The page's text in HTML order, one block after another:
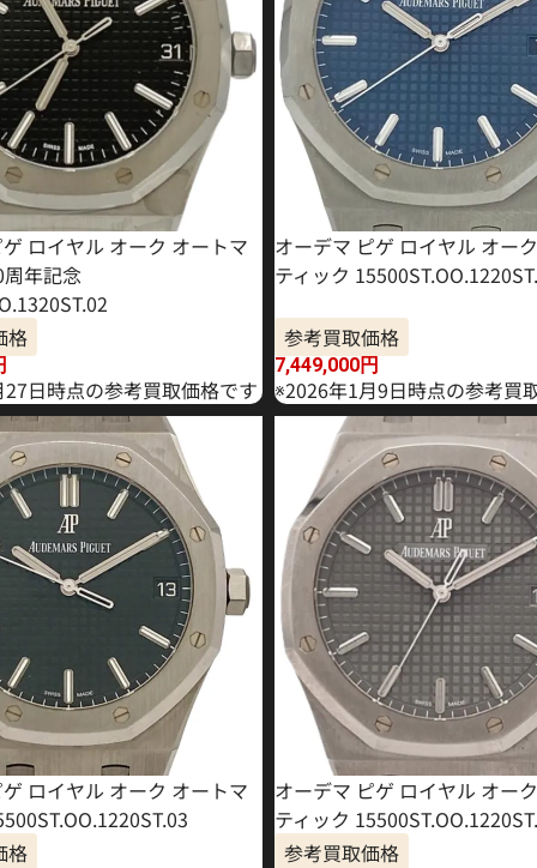
ロイヤル オーク オートマ
年記念
格
日時点の参考買取価格です
オーデマ ピゲ ロイヤル オー
ティック
参考買取価格
7,449,000円
※2026年1月9日時点の参考買
ロイヤル オーク オートマ
格
オーデマ ピゲ ロイヤル オー
ティック
参考買取価格